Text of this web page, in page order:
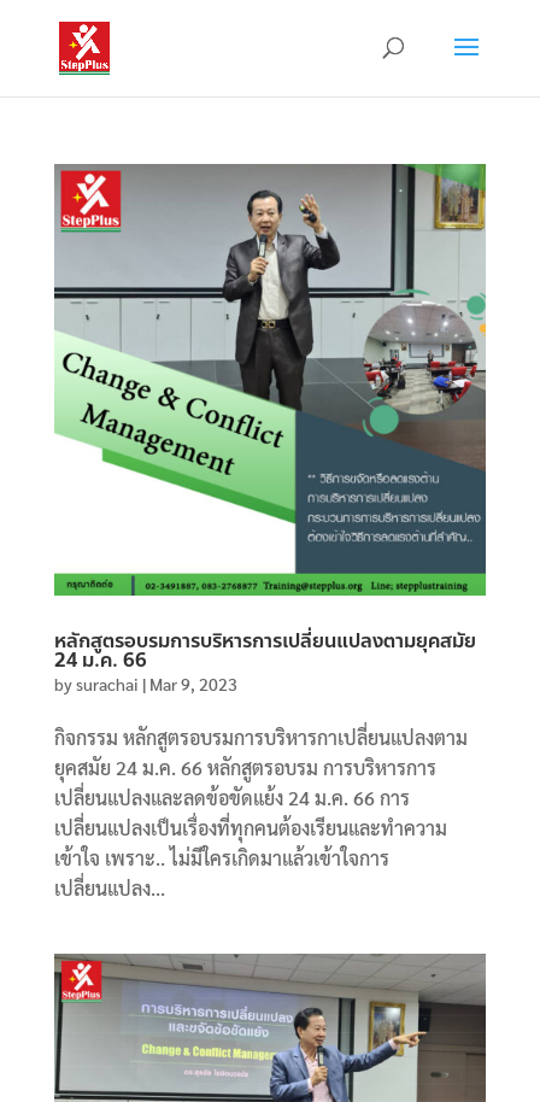
หลักสูตรอบรมการบริหารการเปลี่ยนแปลงตามยุคสมัย
24 ม.ค. 66
bysurachai | Mar 9, 2023
กิจกรรม หลักสูตรอบรมการบริหารกาเปลี่ยนแปลงตาม
ยุคสมัย 24 ม.ค. 66 หลักสูตรอบรม การบริหารการ
เปลี่ยนแปลงและลดข้อขัดแย้ง 24 ม.ค. 66 การ
เปลี่ยนแปลงเป็นเรื่องที่ทุกคนต้องเรียนและทำความ
เข้าใจ เพราะ.. ไม่มีใครเกิดมาแล้วเข้าใจการ
เปลี่ยนแปลง...